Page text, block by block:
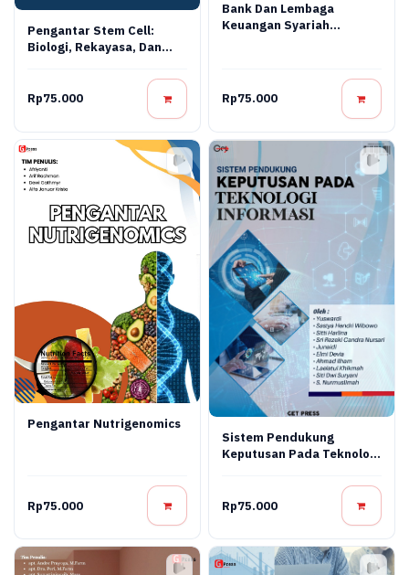
Pengantar Stem Cell:
Biologi, Rekayasa, Dan
Rp75.000
Bank Dan Lembaga
Keuangan Syariah
Rp75.000
Pengantar Nutrigenomics
Rp75.000
Sistem Pendukung
Keputusan Pada Teknologi
Rp75.000